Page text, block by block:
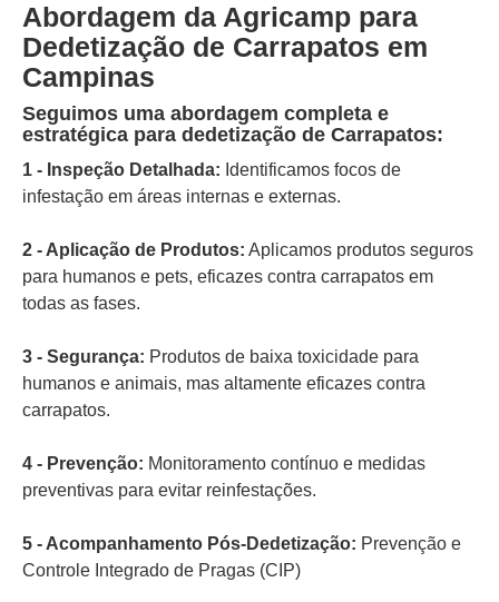
Abordagem da Agricamp para
Dedetização de Carrapatos em
Campinas
Seguimos uma abordagem completa e
estratégica para dedetização de Carrapatos:
1 - Inspeção Detalhada: Identificamos focos de
infestação em áreas internas e externas.
2 - Aplicação de Produtos: Aplicamos produtos seguros
para humanos e pets, eficazes contra carrapatos em
todas as fases.
3 - Segurança: Produtos de baixa toxicidade para
humanos e animais, mas altamente eficazes contra
carrapatos.
4 - Prevenção: Monitoramento contínuo e medidas
preventivas para evitar reinfestações.
5 - Acompanhamento Pós-Dedetização: Prevenção e
Controle Integrado de Pragas (CIP)